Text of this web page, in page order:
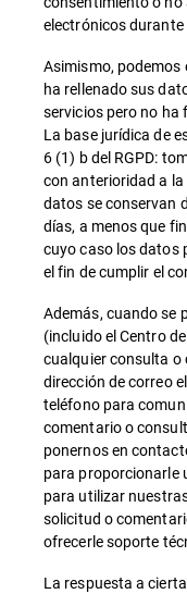
electrónicos
Asimismo, podemos
ha rellenado sus
servicios pero no ha
La base jurídica de
6 (1) b del RGPD:
con anterioridad a
datos se conservan
días, a menos que
cuyo caso los datos
el fin de cumplir el
Además, cuando se
(incluido el Centro
cualquier consulta
dirección de correo
teléfono para
comentario o
ponernos en
para proporcionarle
para utilizar
solicitud o
ofrecerle soporte
La respuesta a